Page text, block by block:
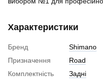
Характеристики
Бренд
Shimano
Призначення
Road
Комплектність
Задні